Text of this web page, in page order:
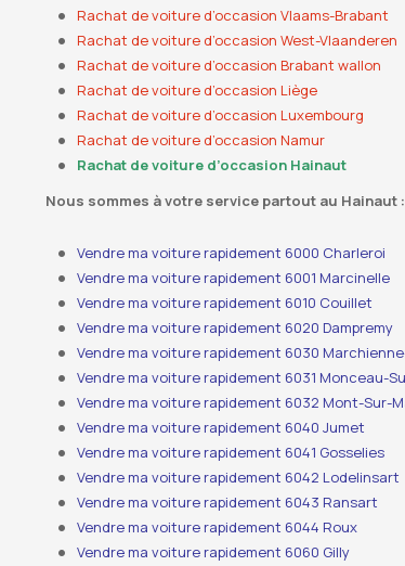
Rachat de voiture d’occasion Vlaams-Brabant
Rachat de voiture d’occasion West-Vlaanderen
Rachat de voiture d’occasion Brabant wallon
Rachat de voiture d’occasion Liège
Rachat de voiture d’occasion Luxembourg
Rachat de voiture d’occasion Namur
Rachat de voiture d’occasion Hainaut
Nous sommes à votre service partout au Hainaut :
Vendre ma voiture rapidement 6000 Charleroi
Vendre ma voiture rapidement 6001 Marcinelle
Vendre ma voiture rapidement 6010 Couillet
Vendre ma voiture rapidement 6020 Dampremy
Vendre ma voiture rapidement 6030
Vendre ma voiture rapidement 6031 Monceau-
Vendre ma voiture rapidement 6032 Mont-Sur-
Vendre ma voiture rapidement 6040 Jumet
Vendre ma voiture rapidement 6041 Gosselies
Vendre ma voiture rapidement 6042 Lodelinsart
Vendre ma voiture rapidement 6043 Ransart
Vendre ma voiture rapidement 6044 Roux
Vendre ma voiture rapidement 6060 Gilly